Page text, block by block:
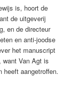
is, hoort de
de uitgeverij
en de directeur
en anti-joodse
het manuscript
want Van Agt is
heeft aangetroffen.